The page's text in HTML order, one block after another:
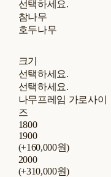
선택하세요.
참나무
호두나무
크기
선택하세요.
선택하세요.
나무프레임 가로사이
즈
1800
1900
(+160,000원)
2000
(+310,000원)